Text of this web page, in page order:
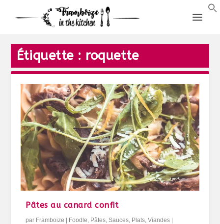
Étiquette : roquette
Pâtes au canard confit
par Framboize | Foodle Pâtes, Sauces Plats ,Viandes |